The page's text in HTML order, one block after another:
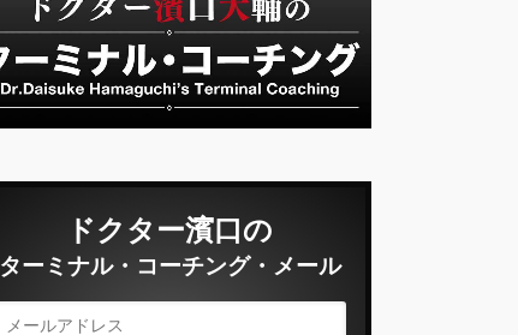
ドクター濱口の
ターミナル・コーチング・メール